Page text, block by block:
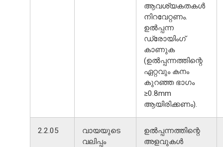
ആവശ്യകതകൾ
നിറവേറ്റണം.
ഉൽപ്പന്ന
ഡ്രോയിംഗ്
കാണുക
(ഉൽപ്പന്നത്തിന്റെ
ഏറ്റവും കനം
കുറഞ്ഞ ഭാഗം
≥0.8mm
ആയിരിക്കണം).
2.2.05
വായയുടെ
വലിപ്പം
ഉൽപ്പന്നത്തിന്റെ
അളവുകൾ